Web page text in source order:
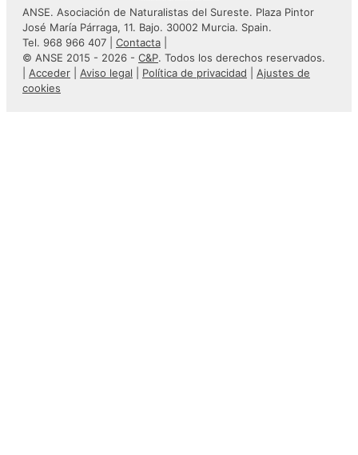
ANSE. Asociación de Naturalistas del Sureste. Plaza Pintor
José María Párraga, 11. Bajo. 30002 Murcia. Spain.
Tel. 968 966 407 | Contacta
© ANSE 2015 - 2026 - C&P. Todos los derechos reservados.
Acceder Aviso legal Política de privacidad
Ajustes de
cookies